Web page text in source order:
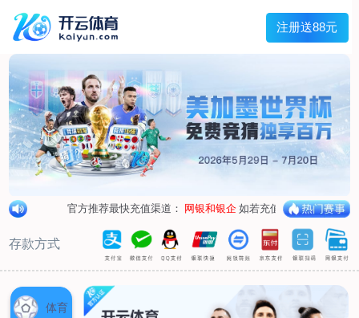
Menu
网站首页
关于我们
产品中心
荣誉资质
厂区设备
人才招聘
新闻中心
销售网点